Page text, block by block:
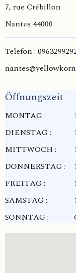
7, rue Crébillon
Nantes 44000
Telefon :
Öffnungszeit
MONTAG :
DIENSTAG :
MITTWOCH :
DONNERSTAG :
FREITAG :
SAMSTAG :
SONNTAG :